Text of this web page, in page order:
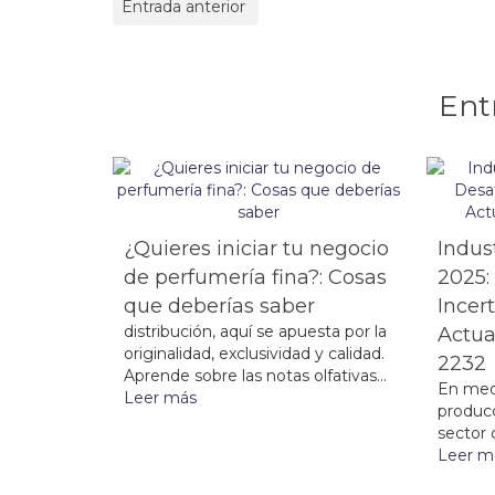
Entrada anterior
¿Quieres iniciar tu negocio
de perfumería fina?: Cosas
que deberías saber
distribución, aquí se apuesta por la
originalidad, exclusividad y calidad.
Aprende sobre las notas olfativas...
Leer más
2232
En
sector
Leer